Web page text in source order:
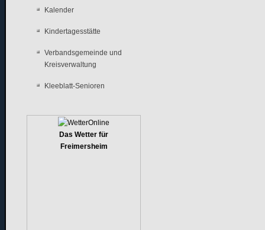
Kalender
Kindertagesstätte
Verbandsgemeinde und
Kreisverwaltung
Kleeblatt-Senioren
Das Wetter für
Freimersheim